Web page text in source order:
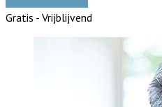
Gratis - Vrijblijvend